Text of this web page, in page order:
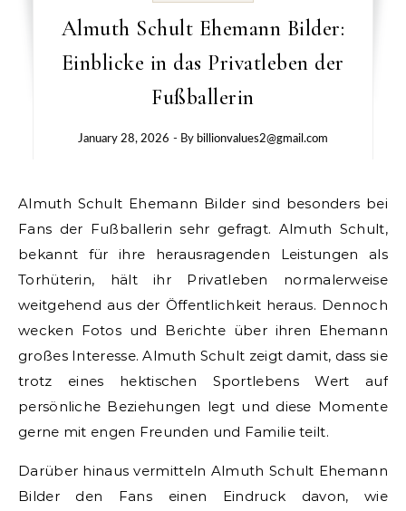
Almuth Schult Ehemann Bilder:
Einblicke in das Privatleben der
Fußballerin
January 28, 2026 - By billionvalues2@gmail.com
Almuth Schult Ehemann Bilder sind besonders bei
Fans der Fußballerin sehr gefragt. Almuth Schult,
bekannt für ihre herausragenden Leistungen als
Torhüterin, hält ihr Privatleben normalerweise
weitgehend aus der Öffentlichkeit heraus. Dennoch
wecken Fotos und Berichte über ihren Ehemann
großes Interesse. Almuth Schult zeigt damit, dass sie
trotz eines hektischen Sportlebens Wert auf
persönliche Beziehungen legt und diese Momente
gerne mit engen Freunden und Familie teilt.
Darüber hinaus vermitteln Almuth Schult Ehemann
Bilder den Fans einen Eindruck davon, wie